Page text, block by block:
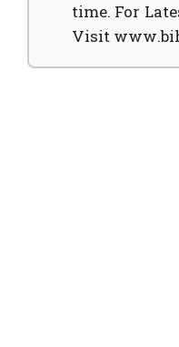
time. For
Visit